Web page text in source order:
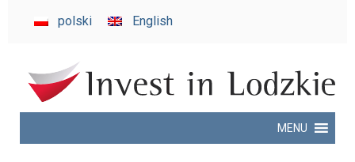
invest
Lodzkie
polski English
MENU